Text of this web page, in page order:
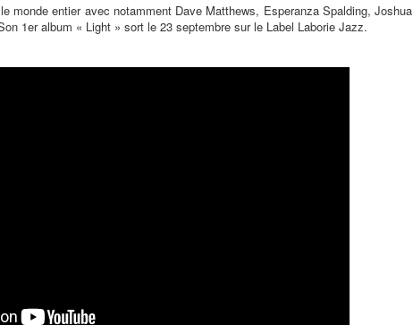
monde entier avec notamment Dave Matthews, Esperanza Spalding, Joshua
1er album « Light » sort le 23 septembre sur le Label Laborie Jazz.